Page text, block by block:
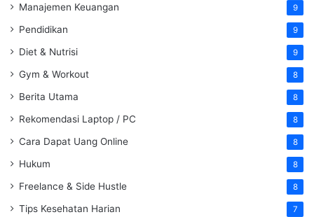
Manajemen Keuangan 9
Pendidikan 9
Diet & Nutrisi 9
Gym & Workout 8
Berita Utama 8
Rekomendasi Laptop / PC 8
Cara Dapat Uang Online 8
Hukum 8
Freelance & Side Hustle 8
Tips Kesehatan Harian 7